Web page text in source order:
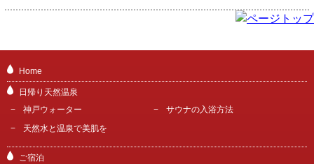
Home
日帰り天然温泉
神戸ウォーター
サウナの入浴方法
天然水と温泉で美肌を
ご宿泊